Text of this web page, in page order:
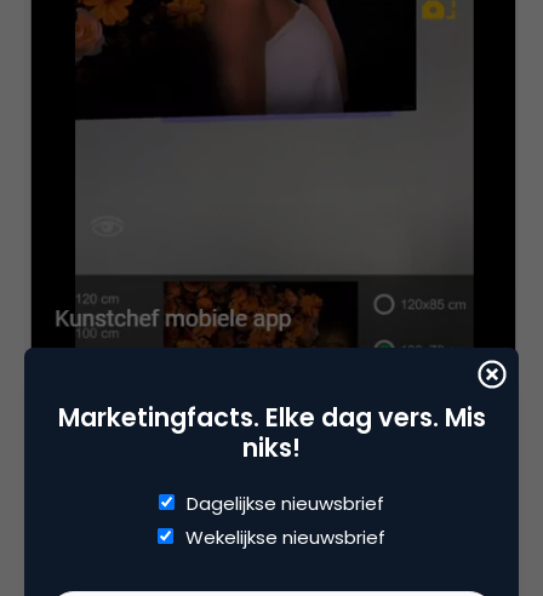
is klaar om te publiceren. Het is belangrijk dat,
tijdens dat je app wordt ontwikkeld, je aanmeld bij
Marketingfacts. Elke dag vers. Mis
niks!
Dagelijkse nieuwsbrief
Wekelijkse nieuwsbrief